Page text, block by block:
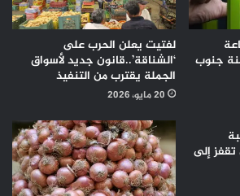
جنوب
لفتيت يعلن الحرب على
‘الشناقة’..قانون جديد لأسواق
الجملة يقترب من التنفيذ
20 مايو، 2026
تقفز إلى